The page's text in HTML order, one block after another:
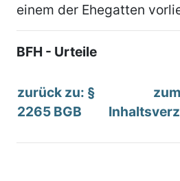
einem der Ehegatten
BFH - Urteile
zurück zu: §
2265 BGB
zum